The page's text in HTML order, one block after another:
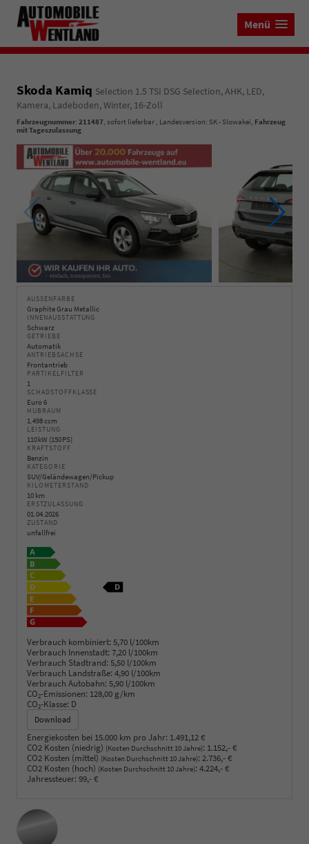
Menü
Skoda Kamiq Selection 1.5 TSI DSG Selection, AHK, LED,
Kamera, Ladeboden, Winter, 16-Zoll
Fahrzeugnummer: 211487, sofort lieferbar , Landesversion: SK - Slowakei, Fahrzeug
mit Tageszulassung
AUSSENFARBE
Graphite Grau Metallic
INNENAUSSTATTUNG
Schwarz
GETRIEBE
Automatik
ANTRIEBSACHSE
Frontantrieb
PARTIKELFILTER
1
SCHADSTOFFKLASSE
Euro 6
HUBRAUM
1.498 ccm
LEISTUNG
110 kW (150 PS)
KRAFTSTOFF
Benzin
KATEGORIE
SUV/Geländewagen/Pickup
KILOMETERSTAND
10 km
ERSTZULASSUNG
01.04.2026
ZUSTAND
unfallfrei
Verbrauch kombiniert: 5,70 l/100km
Verbrauch Innenstadt: 7,20 l/100km
Verbrauch Stadtrand: 5,50 l/100km
Verbrauch Landstraße: 4,90 l/100km
Verbrauch Autobahn: 5,90 l/100km
CO2-Emissionen: 128,00 g/km
CO2-Klasse: D
Download
Energiekosten bei 15.000 km pro Jahr: 1.491,12 €
CO2 Kosten (niedrig) (Kosten Durchschnitt 10 Jahre): 1.152,- €
CO2 Kosten (mittel) (Kosten Durchschnitt 10 Jahre): 2.736,- €
CO2 Kosten (hoch) (Kosten Durchschnitt 10 Jahre): 4.224,- €
Jahressteuer: 99,- €